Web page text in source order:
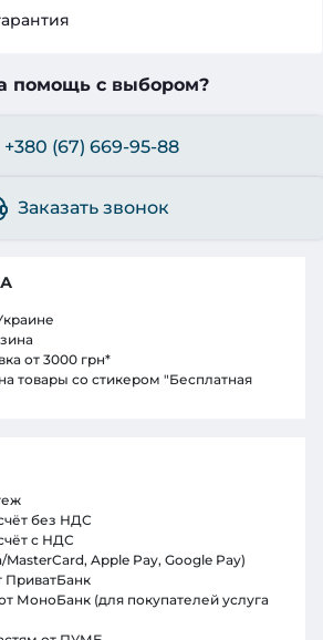
помощь с выбором?
+380 (67) 669-95-88
Заказать звонок
от 3000 грн*
товары со стикером "Бесплатная
без НДС
с НДС
Apple Pay, Google Pay)
ПриватБанк
МоноБанк (для покупателей услуга